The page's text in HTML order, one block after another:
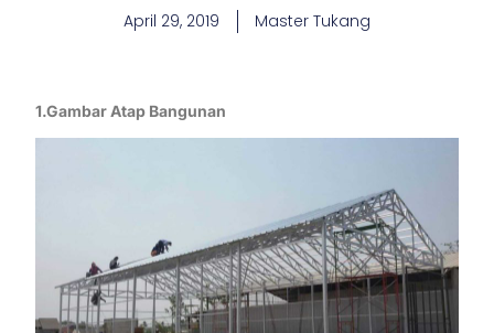
April 29, 2019 Master Tukang
1.Gambar Atap Bangunan